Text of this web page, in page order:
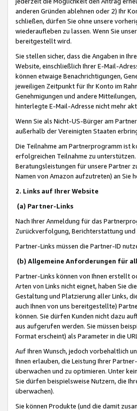
anderen Gründen ablehnen oder 2) Ihr
schließen, dürfen Sie ohne unsere
wiederaufleben zu lassen. Wenn Sie
bereitgestellt wird.
Sie stellen sicher, dass die Angaben in
Website, einschließlich Ihrer E-Mail-
können etwaige Benachrichtigungen,
jeweiligen Zeitpunkt für Ihr Konto im
Genehmigungen und andere
hinterlegte E-Mail-Adresse nicht mehr
Wenn Sie als Nicht-US-Bürger am
außerhalb der Vereinigten Staaten
Die Teilnahme am Partnerprogramm ist
erfolgreichen Teilnahme zu
Beratungsleistungen für unsere Partner
Namen von Amazon aufzutreten) an Sie
2. Links auf Ihrer Website
(a) Partner-Links
Nach Ihrer Anmeldung für das
Zurückverfolgung, Berichterstattung
Partner-Links müssen die Partner-ID
(b) Allgemeine Anforderungen für
Partner-Links können von Ihnen erstellt
Arten von Links nicht eignet, haben Sie
Gestaltung und Platzierung aller Links,
auch Ihnen von uns bereitgestellte)
können. Sie dürfen Kunden nicht dazu
aus aufgerufen werden. Sie müssen
Format erscheint) als Parameter in die
Auf Ihren Wunsch, jedoch vorbehaltlich
Ihnen erlauben, die Leistung Ihrer
überwachen und zu optimieren. Unter
Sie dürfen beispielsweise Nutzern, die
überwachen).
Sie können Produkte (und die damit